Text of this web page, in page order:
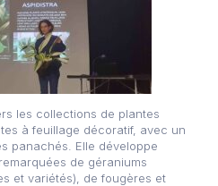
les collections de plantes
à feuillage décoratif, avec un
panachés. Elle développe
de géraniums
et variétés), de fougères et